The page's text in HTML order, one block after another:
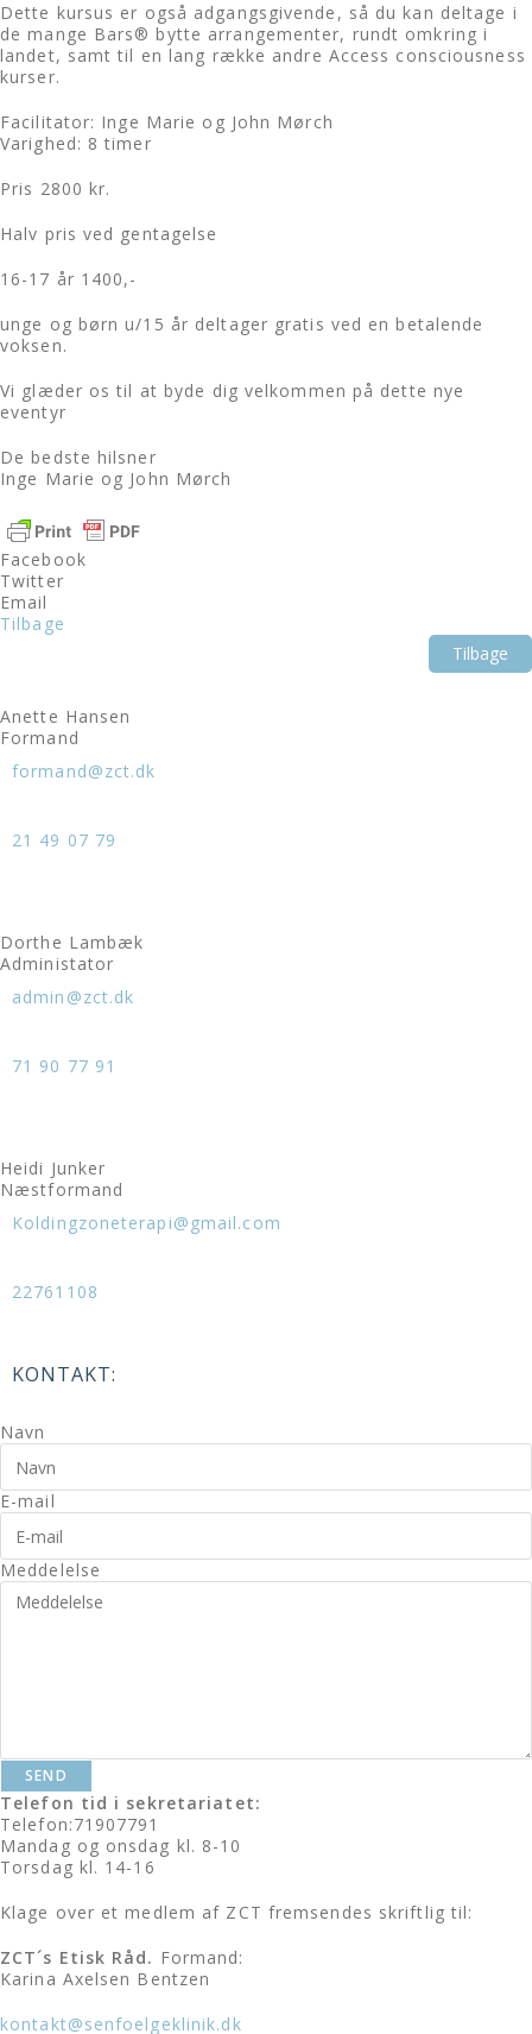
Dette kursus er også adgangsgivende, så du kan deltage i
de mange Bars® bytte arrangementer, rundt omkring i
landet, samt til en lang række andre Access consciousness
kurser.
Facilitator: Inge Marie og John Mørch
Varighed: 8 timer
Pris 2800 kr.
Halv pris ved gentagelse
16-17 år 1400,-
unge og børn u/15 år deltager gratis ved en betalende
voksen.
Vi glæder os til at byde dig velkommen på dette nye
eventyr
De bedste hilsner
Inge Marie og John Mørch
Facebook
Twitter
Email
Tilbage
Tilbage
Anette Hansen
Formand
formand@zct.dk
21 49 07 79
Dorthe Lambæk
Administator
admin@zct.dk
71 90 77 91
Heidi Junker
Næstformand
Koldingzoneterapi@gmail.com
22761108
KONTAKT:
Navn
E-mail
Meddelelse
SEND
Telefon tid i sekretariatet:
Telefon:71907791
Mandag og onsdag kl. 8-10
Torsdag kl. 14-16
Klage over et medlem af ZCT fremsendes skriftlig til:
ZCT´s Etisk Råd. Formand:
Karina Axelsen Bentzen
kontakt@senfoelgeklinik.dk